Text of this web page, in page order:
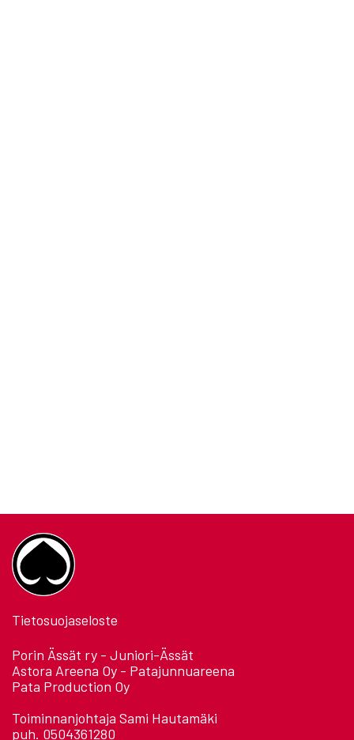
Tietosuojaseloste
Porin Ässät ry - Juniori-Ässät
Astora Areena Oy - Patajunnuareena
Pata Production Oy
Toiminnanjohtaja Sami Hautamäki
puh. 0504361280